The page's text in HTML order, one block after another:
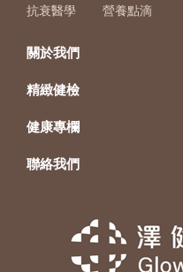
抗衰醫學 營養點滴
關於我們
精緻健檢
健康專欄
聯絡我們